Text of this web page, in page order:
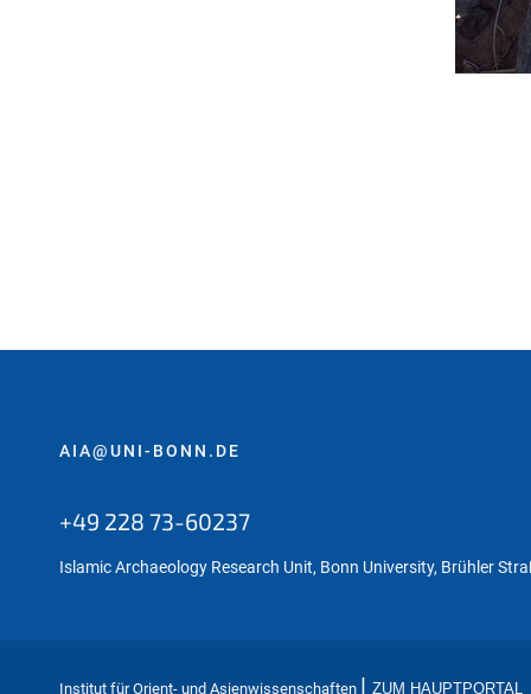
AIA@UNI-BONN.DE
+49 228 73-60237
Islamic Archaeology Research Unit, Bonn University, Brühler
Institut für Orient- und Asienwissenschaften ZUM HAUPTPORTAL